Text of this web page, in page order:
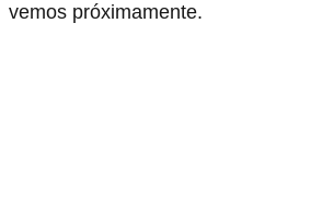
vemos próximamente.